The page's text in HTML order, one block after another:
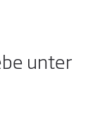
unter